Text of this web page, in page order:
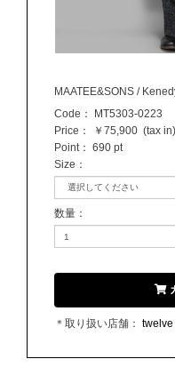
MAATEE&SONS /
Code：
MT5303-0223
Price：
￥75,900 (tax in)
Point： 690 pt
Size ：
数量 ：
＊取り扱い店舗： twelve